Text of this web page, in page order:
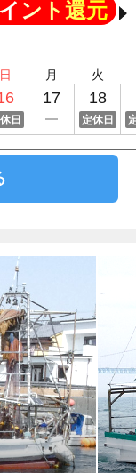
ント還元
日
日
月
17
火
18
定休日